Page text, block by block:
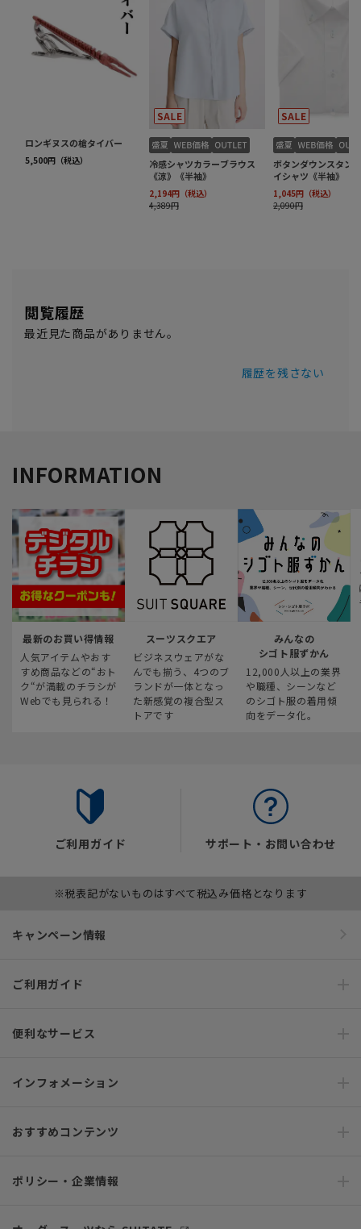
閲覧履歴
最近見た商品がありません。
履歴を残さない
INFORMATION
最新のお買い得情報
人気アイテムやおす
すめ商品などの“おト
ク“が満載のチラシが
Webでも見られる！
スーツスクエア
ビジネスウェアがな
んでも揃う、4つのブ
ランドが一体となっ
た新感覚の複合型ス
トアです
みんなの
シゴト服ずかん
12,000人以上の業界
や職種、シーンなど
のシゴト服の着用傾
向をデータ化。
ご利用ガイド サポート・お問い合わせ
※税表記がないものはすべて税込み価格となります
キャンペーン情報
ご利用ガイド
便利なサービス
インフォメーション
おすすめコンテンツ
ポリシー・企業情報